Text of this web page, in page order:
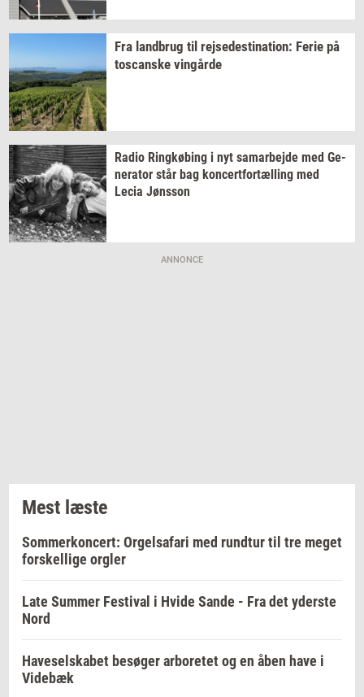
Fra land­brug til rej­se­desti­na­tion: Ferie på
toscan­ske vin­går­de
Radio Ring­kø­bing i nyt sam­ar­bej­de med Ge­
ne­ra­tor står bag kon­cert­for­tæl­ling med
Lecia Jøns­son
ANNONCE
Mest læste
Sommerkoncert: Orgelsafari med rundtur til tre meget
forskellige orgler
Late Summer Festival i Hvide Sande - Fra det yderste
Nord
Haveselskabet besøger arboretet og en åben have i
Videbæk